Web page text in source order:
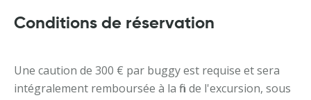
Conditions de réservation
Une caution de 300 € par buggy est requise et sera
intégralement remboursée à la fin de l'excursion, sous